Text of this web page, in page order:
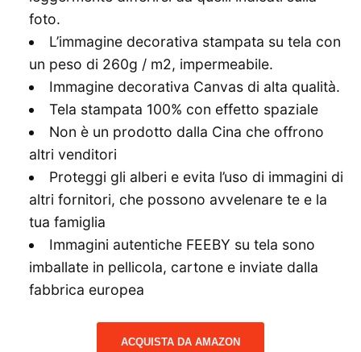
foto.
L’immagine decorativa stampata su tela con
un peso di 260g / m2, impermeabile.
Immagine decorativa Canvas di alta qualità.
Tela stampata 100% con effetto spaziale
Non è un prodotto dalla Cina che offrono
altri venditori
Proteggi gli alberi e evita l’uso di immagini di
altri fornitori, che possono avvelenare te e la
tua famiglia
Immagini autentiche FEEBY su tela sono
imballate in pellicola, cartone e inviate dalla
fabbrica europea
ACQUISTA DA AMAZON